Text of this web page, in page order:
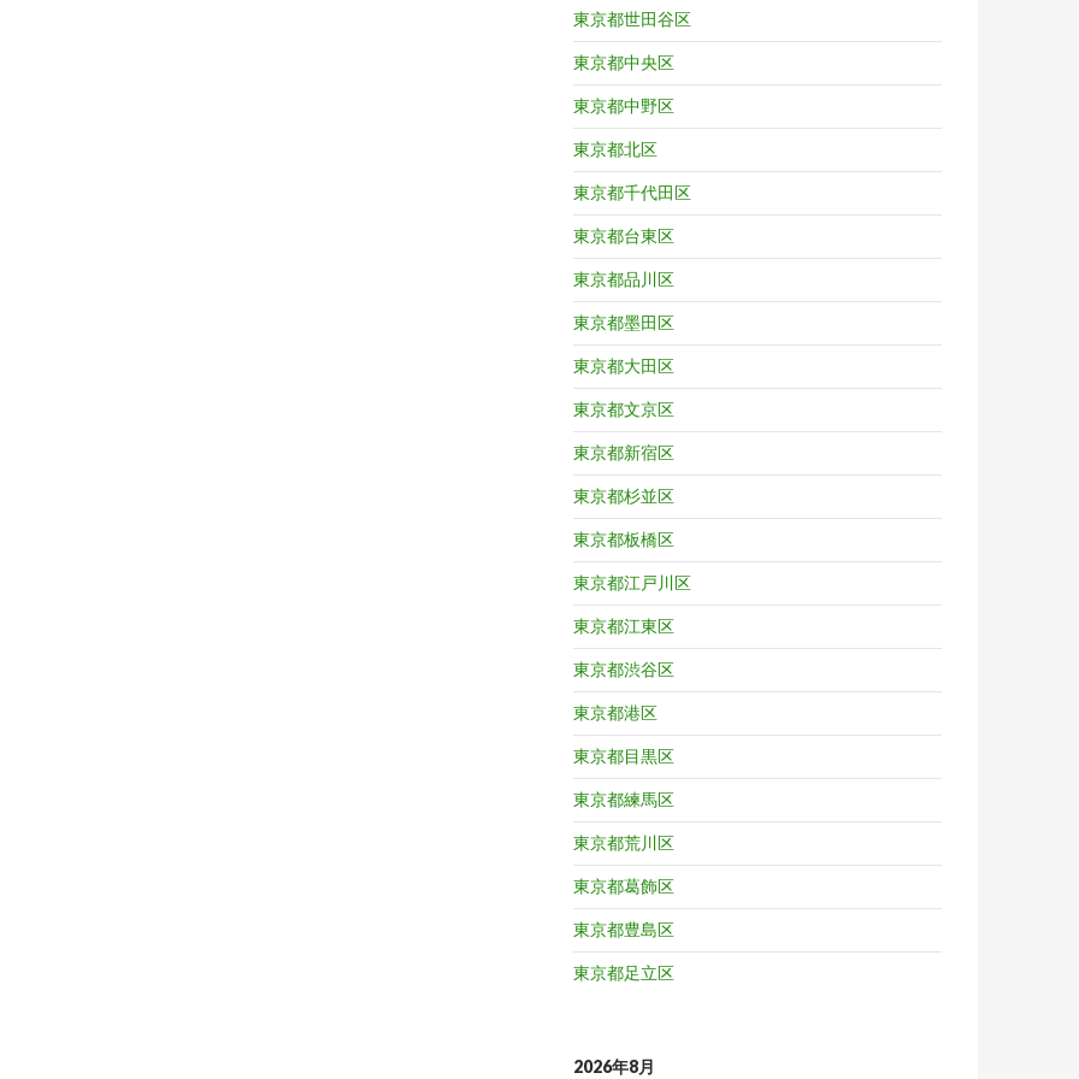
東京都世田谷区
東京都中央区
東京都中野区
東京都北区
東京都千代田区
東京都台東区
東京都品川区
東京都墨田区
東京都大田区
東京都文京区
東京都新宿区
東京都杉並区
東京都板橋区
東京都江戸川区
東京都江東区
東京都渋谷区
東京都港区
東京都目黒区
東京都練馬区
東京都荒川区
東京都葛飾区
東京都豊島区
東京都足立区
2026年8月